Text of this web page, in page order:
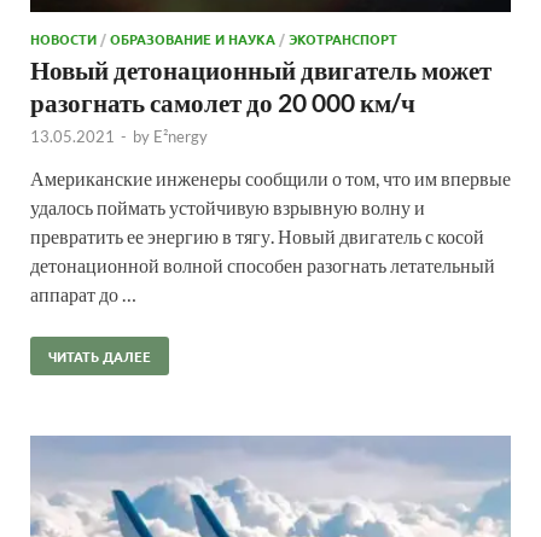
НОВОСТИ /ОБРАЗОВАНИЕ И НАУКА /ЭКОТРАНСПОРТ
Новый детонационный двигатель может
разогнать самолет до 20 000 км/ч
13.05.2021 - by E²nergy
Американские инженеры сообщили о том, что им впервые
удалось поймать устойчивую взрывную волну и
превратить ее энергию в тягу. Новый двигатель с косой
детонационной волной способен разогнать летательный
аппарат до …
ЧИТАТЬ ДАЛЕЕ